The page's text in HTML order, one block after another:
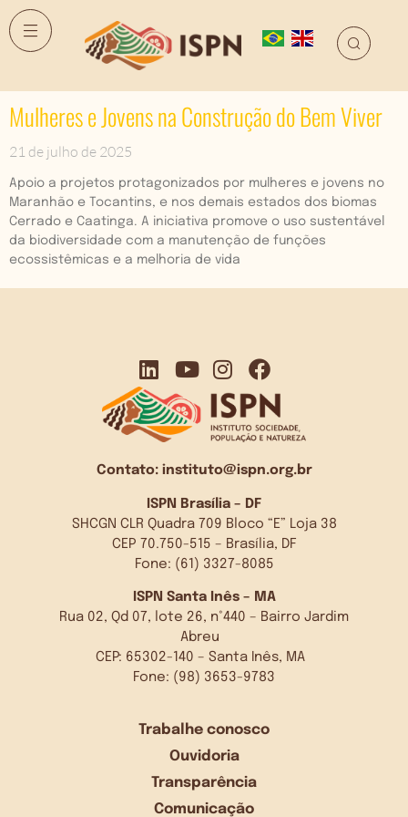
Mulheres e Jovens na Construção do Bem Viver
21 de julho de 2025
Apoio a projetos protagonizados por mulheres e jovens no
Maranhão e Tocantins, e nos demais estados dos biomas
Cerrado e Caatinga. A iniciativa promove o uso sustentável
da biodiversidade com a manutenção de funções
ecossistêmicas e a melhoria de vida
Contato: instituto@ispn.org.br
ISPN Brasília – DF
SHCGN CLR Quadra 709 Bloco “E” Loja 38
CEP 70.750-515 – Brasília, DF
Fone: (61) 3327-8085
ISPN Santa Inês – MA
Rua 02, Qd 07, lote 26, n°440 – Bairro Jardim
Abreu
CEP: 65302-140 – Santa Inês, MA
Fone: (98) 3653-9783
Trabalhe conosco
Ouvidoria
Transparência
Comunicação